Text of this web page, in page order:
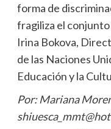
forma de
fragiliza el
Irina Bokova,
de las Naciones
Educación y la
Por: Mariana